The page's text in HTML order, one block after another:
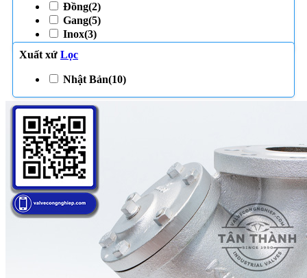
Đồng(2)
Gang(5)
Inox(3)
Xuất xứ Lọc
Nhật Bản(10)